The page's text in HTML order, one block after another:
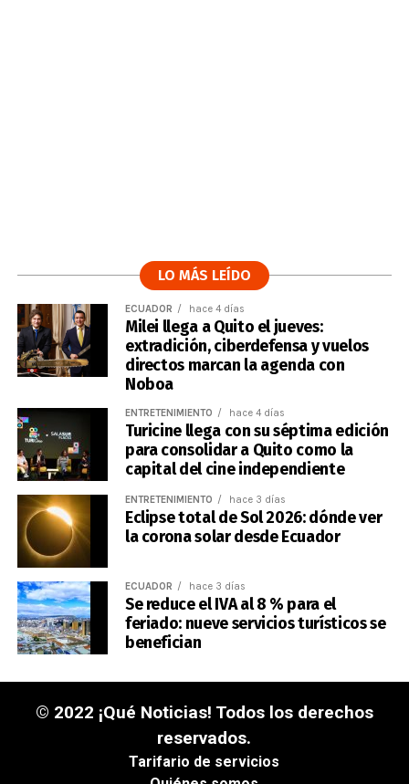
LO MÁS LEÍDO
ECUADOR hace 4 días
Milei llega a Quito el jueves:
extradición, ciberdefensa y vuelos
directos marcan la agenda con
Noboa
ENTRETENIMIENTO hace 4 días
Turicine llega con su séptima edición
para consolidar a Quito como la
capital del cine independiente
ENTRETENIMIENTO hace 3 días
Eclipse total de Sol 2026: dónde ver
la corona solar desde Ecuador
ECUADOR hace 3 días
Se reduce el IVA al 8 % para el
feriado: nueve servicios turísticos se
benefician
© 2022 ¡Qué Noticias! Todos los derechos
reservados.
Tarifario de servicios